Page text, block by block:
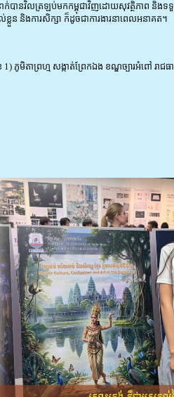
ក់បានវិលត្រឡប់មកកម្ពុជាវិញដោយសុវត្ថិភាព និ
លួន និងការសិក្សា ក៏ដូចជាការងារនាពេលអនាគត។
ភូមិតាព្រហ្ម សង្កាត់ព្រែកឯង ខណ្ឌច្បារអំពៅ រាជធ